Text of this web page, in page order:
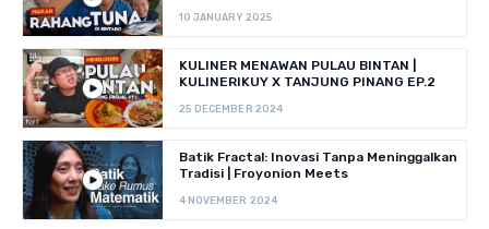
10 JANUARY 2025
KULINER MENAWAN PULAU BINTAN |
KULINERIKUY X TANJUNG PINANG EP.2
25 DECEMBER 2024
Batik Fractal: Inovasi Tanpa Meninggalkan
Tradisi | Froyonion Meets
4 NOVEMBER 2024